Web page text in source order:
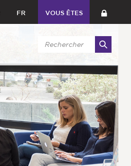
FR VOUS ÊTES